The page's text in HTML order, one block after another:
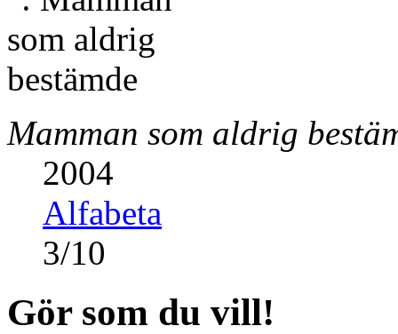
Mamman som aldrig
2004
Alfabeta
3/10
Gör som du vill!